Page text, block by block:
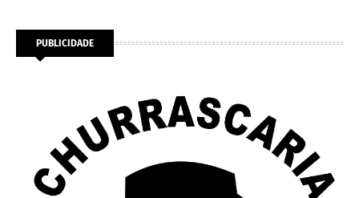
PUBLICIDADE